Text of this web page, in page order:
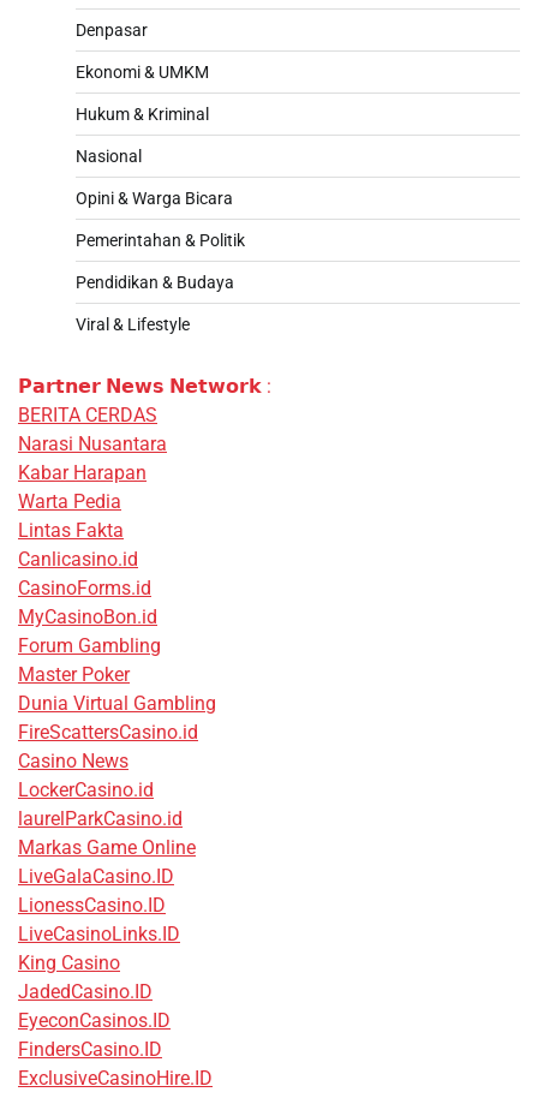
Denpasar
Ekonomi & UMKM
Hukum & Kriminal
Nasional
Opini & Warga Bicara
Pemerintahan & Politik
Pendidikan & Budaya
Viral & Lifestyle
𝗣𝗮𝗿𝘁𝗻𝗲𝗿 𝗡𝗲𝘄𝘀 𝗡𝗲𝘁𝘄𝗼𝗿𝗸 :
BERITA CERDAS
Narasi Nusantara
Kabar Harapan
Warta Pedia
Lintas Fakta
Canlicasino.id
CasinoForms.id
MyCasinoBon.id
Forum Gambling
Master Poker
Dunia Virtual Gambling
FireScattersCasino.id
Casino News
LockerCasino.id
laurelParkCasino.id
Markas Game Online
LiveGalaCasino.ID
LionessCasino.ID
LiveCasinoLinks.ID
King Casino
JadedCasino.ID
EyeconCasinos.ID
FindersCasino.ID
ExclusiveCasinoHire.ID